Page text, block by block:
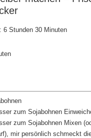
6 Stunden 30 Minuten
zum Sojabohnen
zum Sojabohnen Mixen
mir persönlich schmeckt